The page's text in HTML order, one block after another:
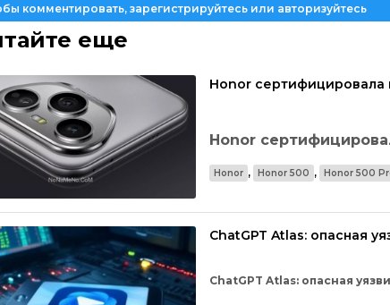
комментировать, зарегистрируйтесь или авторизуйтесь
еще
Honor сертифицировала
Honor
Китайская сертификация
устройств намечен на
Honor , Honor 500 , Honor 500
ChatGPT Atlas: опасная
ChatGPT Atlas: опасная